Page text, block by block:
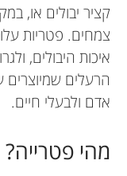
קציר יבולים או,
צמחים. פטריות
איכות היבולים,
הרעלים שמיוצרים
אדם ולבעלי חיים.
מהי פטרייה?